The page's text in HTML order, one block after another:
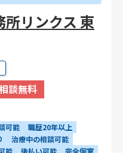
リンクス 東
談無料
可能
職歴20年以上
治療中の相談可能
能 後払い可能 完全個室